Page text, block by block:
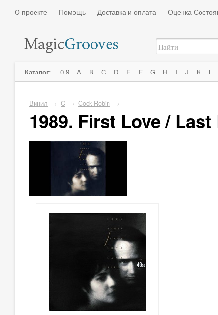
О проекте Помощь Доставка и оплата Оценка
Каталог: 0-9 A B C D E F G H I J K L
Винил → C → Cock Robin →
1989. First Love / Last